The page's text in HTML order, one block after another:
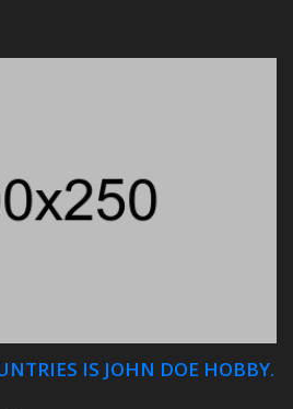
IS JOHN DOE HOBBY.